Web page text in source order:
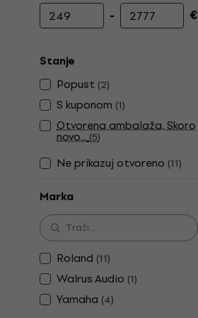
Najniža cijena
- Najviša cijena
€
Stanje
Popust (2)
S kuponom (1)
Otvorena ambalaža, Skoro
novo...(5)
Ne prikazuj otvoreno (11)
Marka
Roland (11)
Walrus Audio (1)
Yamaha (4)